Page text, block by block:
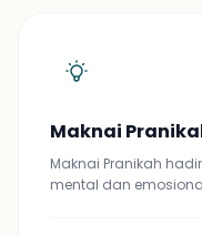
Maknai
Maknai Pranikah
mental dan